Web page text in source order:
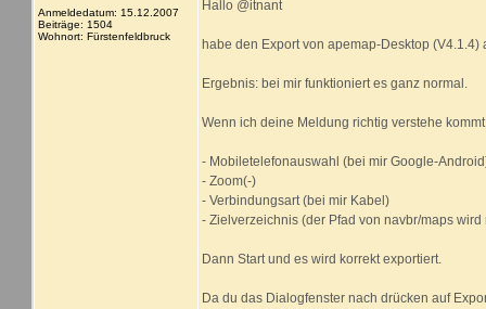
Anmeldedatum: 15.12.2007
Beiträge: 1504
Wohnort: Fürstenfeldbruck
Hallo @itnant
habe den Export von apemap-Desktop
Ergebnis: bei mir funktioniert es ganz normal.
Wenn ich deine Meldung richtig verstehe
- Mobiletelefonauswahl (bei mir Google-
- Zoom(-)
- Verbindungsart (bei mir Kabel)
- Zielverzeichnis (der Pfad von navbr/maps
Dann Start und es wird korrekt exportiert.
Da du das Dialogfenster nach drücken auf